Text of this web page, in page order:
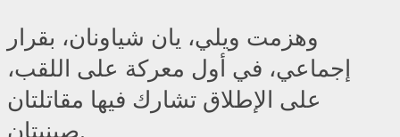
وهزمت ويلي، يان شياونان، بقرار
إجماعي، في أول معركة على اللقب،
على الإطلاق تشارك فيها مقاتلتان
صينيتان.